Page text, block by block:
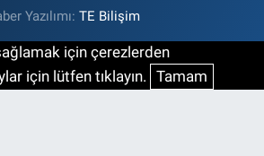
Yazılımı: TE Bilişim
için çerezlerden
için lütfen tıklayın. Tamam